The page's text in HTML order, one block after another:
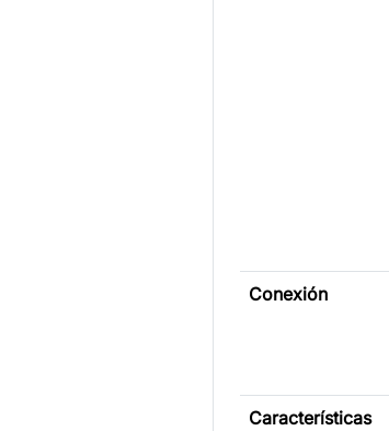
Conexión
Características